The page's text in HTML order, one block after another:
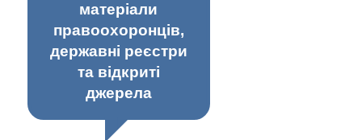
матеріали
правоохоронців,
державні реєстри
та відкриті
джерела